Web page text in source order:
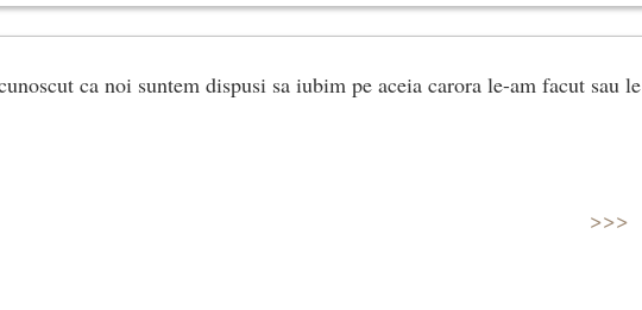
ca noi suntem dispusi sa iubim pe aceia carora le-am facut sau le
>>>